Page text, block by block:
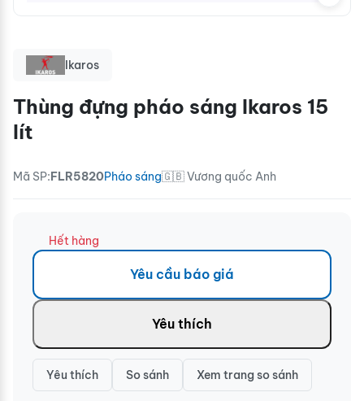
Ikaros
Thùng đựng pháo sáng Ikaros 15
lít
Mã SP:FLR5820Pháo sáng🇬🇧 Vương quốc Anh
Hết hàng
Yêu cầu báo giá
Yêu thích
Yêu thích So sánh Xem trang so sánh